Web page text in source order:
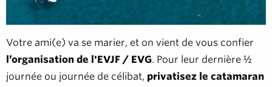
Votre ami(e) va se marier, et on vient de vous confier
l’organisation de l'EVJF / EVG. Pour leur dernière ½
journée ou journée de célibat, privatisez le catamaran